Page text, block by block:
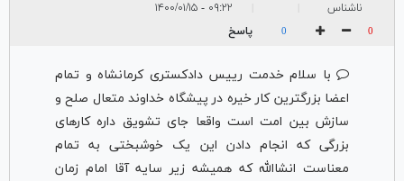
ناشناس ۰۹:۲۲ - ۱۴۰۰/۰۱/۱۵
0
0 پاسخ
با سلام خدمت رییس دادکستری کرمانشاه و تمام
اعضا بزرگترین کار خیره در پیشگاه خداوند متعال صلح و
سازش بین امت است واقعا جای تشویق داره کارهای
بزرگی که انجام دادن این یک خوشبختی به تمام
معناست انشاالله که همیشه زیر سایه آقا امام زمان